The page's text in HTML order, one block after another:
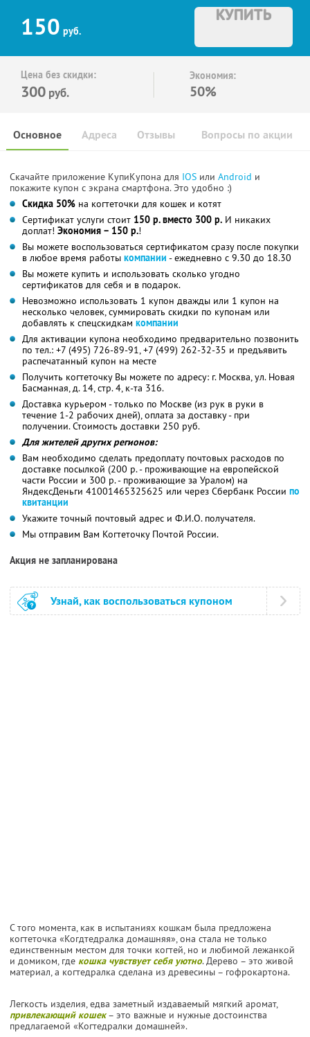
150 руб.
КУПИТЬ
Цена без скидки:
300 руб.
Экономия:
50%
Основное Отзывы Вопросы по акции
Адреса
Скачайте приложение КупиКупона для IOS или Android и
покажите купон с экрана смартфона. Это удобно :)
Скидка 50% на когтеточки для кошек и котят
Сертификат услуги стоит 150 р. вместо 300 р. И никаких
доплат! Экономия – 150 р.!
Вы можете воспользоваться сертификатом сразу после покупки
в любое время работы компании - ежедневно с 9.30 до 18.30
Вы можете купить и использовать сколько угодно
сертификатов для себя и в подарок.
Невозможно использовать 1 купон дважды или 1 купон на
несколько человек, суммировать скидки по купонам или
добавлять к спецскидкам компании
Для активации купона необходимо предварительно позвонить
по тел.: +7 (495) 726-89-91, +7 (499) 262-32-35 и предъявить
распечатанный купон на месте
Получить когтеточку Вы можете по адресу: г. Москва, ул. Новая
Басманная, д. 14, стр. 4, к-та 316.
Доставка курьером - только по Москве (из рук в руки в
течение 1-2 рабочих дней), оплата за доставку - при
получении. Стоимость доставки 250 руб.
Для жителей других регионов:
Вам необходимо сделать предоплату почтовых расходов по
доставке посылкой (200 р. - проживающие на европейской
части России и 300 р. - проживающие за Уралом) на
ЯндексДеньги 41001465325625 или через Сбербанк России по
квитанции
Укажите точный почтовый адрес и Ф.И.О. получателя.
Мы отправим Вам Когтеточку Почтой России.
Акция не запланирована
Узнай, как воспользоваться купоном
С того момента, как в испытаниях кошкам была предложена
когтеточка «Когдтедралка домашняя», она стала не только
единственным местом для точки когтей, но и любимой лежанкой
и домиком, где кошка чувствует себя уютно. Дерево – это живой
материал, а когтедралка сделана из древесины – гофрокартона.
Легкость изделия, едва заметный издаваемый мягкий аромат,
привлекающий кошек– это важные и нужные достоинства
предлагаемой «Когтедралки домашней».